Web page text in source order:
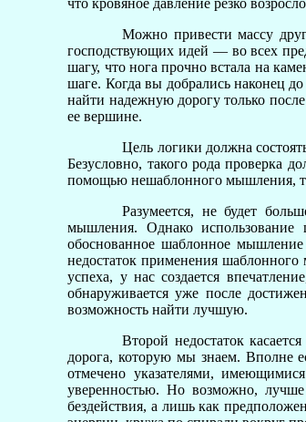
что кровяное давление резко
Можно привести массу
господствующих идей — во всех
шагу, что нога прочно встала на
шаге. Когда вы добрались наконец
найти надежную дорогу только
ее вершине.
Цель логики должна
Безусловно, такого рода проверка
помощью нешаблонного мышления,
Разумеется, не будет
мышления. Однако
обоснованное шаблонное
недостаток применения шаблонного
успеха, у нас создается
обнаруживается уже после
возможность найти лучшую.
Второй недостаток
дорога, которую мы знаем. Вполне
отмечено указателями,
уверенностью. Но возможно, лучше
бездействия, а лишь как